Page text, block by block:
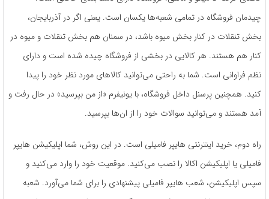
چیدمان فروشگاه در تمامی شعبه‌ها یکسان است. یعنی اگر در آذربایجان،
بخش تنقلات در کنار بخش میوه باشد، در سمنان هم بخش تنقلات و میوه در
کنار هم هستند. هر کالایی در بخشی از فروشگاه چیده شده است و دارای
نظم فراوانی است. شما به راحتی می‌توانید کالاهای مورد نظر خود را پیدا
کنید. همچنین پرسنل داخل فروشگاه، با یونیفرم «از من بپرسید» در حال رفت و
آمد هستند و می‌توانید سوالات خود را از ان‌ها بپرسید.
راه دوم، خرید اینترنتی هایپر فامیلی است. در این روش، شما اپلیکیشن هایپر
فامیلی یا اپلیکیشن اکالا را نصب می‌کنید. موقعیت خود را وارد می‌کنید و
سپس اپلیکیشن، شعب هایپر فامیلی پیشنهادی را برای شما می‌آورد. شعبه